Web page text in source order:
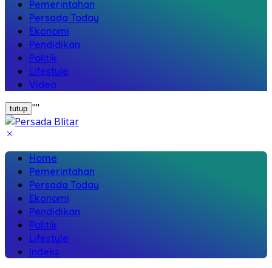
Pemerintahan
Persada Today
Ekonomi
Pendidikan
Politik
Lifestyle
Video
tutup ""
Home
Pemerintahan
Persada Today
Ekonomi
Pendidikan
Politik
Lifestyle
Indeks